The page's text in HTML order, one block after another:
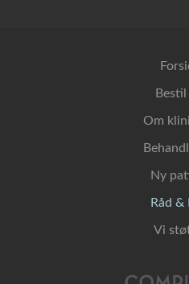
Om
Ny
Råd &
Vi